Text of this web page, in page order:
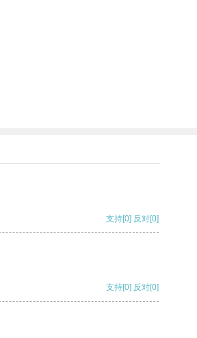
支持[0] 反对[0]
支持[0] 反对[0]